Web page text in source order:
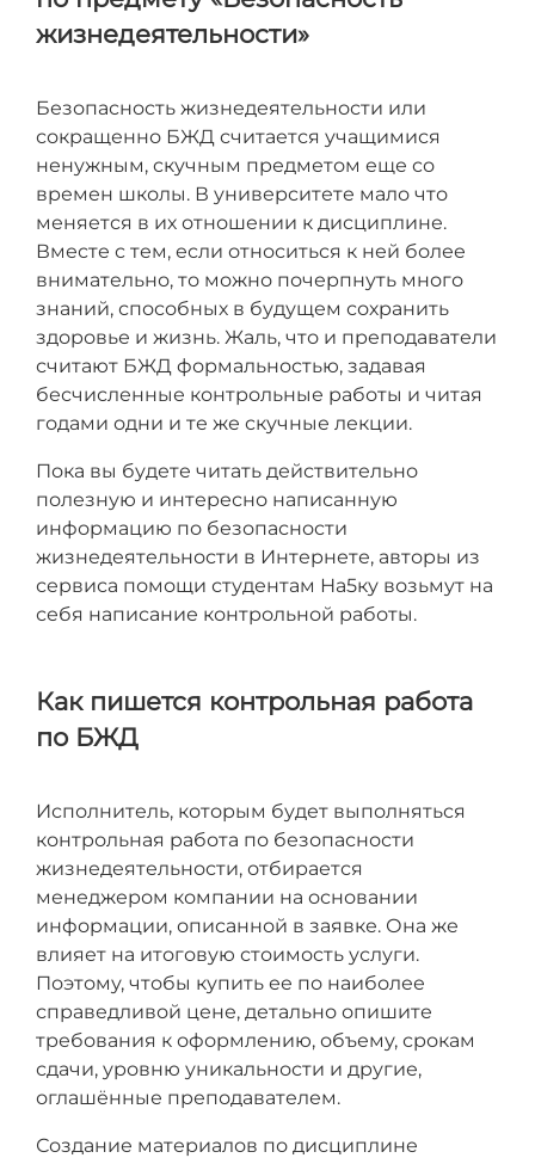
жизнедеятельности»
Безопасность жизнедеятельности или
сокращенно БЖД считается учащимися
ненужным, скучным предметом еще со
времен школы. В университете мало что
меняется в их отношении к дисциплине.
Вместе с тем, если относиться к ней более
внимательно, то можно почерпнуть много
знаний, способных в будущем сохранить
здоровье и жизнь. Жаль, что и преподаватели
считают БЖД формальностью, задавая
бесчисленные контрольные работы и читая
годами одни и те же скучные лекции.
Пока вы будете читать действительно
полезную и интересно написанную
информацию по безопасности
жизнедеятельности в Интернете, авторы из
сервиса помощи студентам На5ку возьмут на
себя написание контрольной работы.
Как пишется контрольная работа
по БЖД
Исполнитель, которым будет выполняться
контрольная работа по безопасности
жизнедеятельности, отбирается
менеджером компании на основании
информации, описанной в заявке. Она же
влияет на итоговую стоимость услуги.
Поэтому, чтобы купить ее по наиболее
справедливой цене, детально опишите
требования к оформлению, объему, срокам
сдачи, уровню уникальности и другие,
оглашённые преподавателем.
Создание материалов по дисциплине